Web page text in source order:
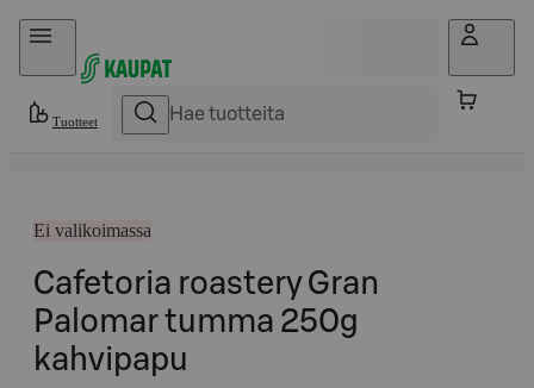
Hyppää sisältöön
Tuotteet
Ei valikoimassa
Cafetoria roastery Gran
Palomar tumma 250g
kahvipapu